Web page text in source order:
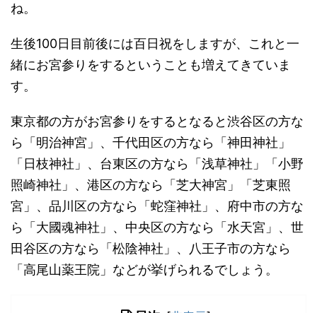
ね。
生後100日目前後には百日祝をしますが、これと一
緒にお宮参りをするということも増えてきていま
す。
東京都の方がお宮参りをするとなると渋谷区の方な
ら「明治神宮」、千代田区の方なら「神田神社」
「日枝神社」、台東区の方なら「浅草神社」「小野
照崎神社」、港区の方なら「芝大神宮」「芝東照
宮」、品川区の方なら「蛇窪神社」、府中市の方な
ら「大國魂神社」、中央区の方なら「水天宮」、世
田谷区の方なら「松陰神社」、八王子市の方なら
「高尾山薬王院」などが挙げられるでしょう。